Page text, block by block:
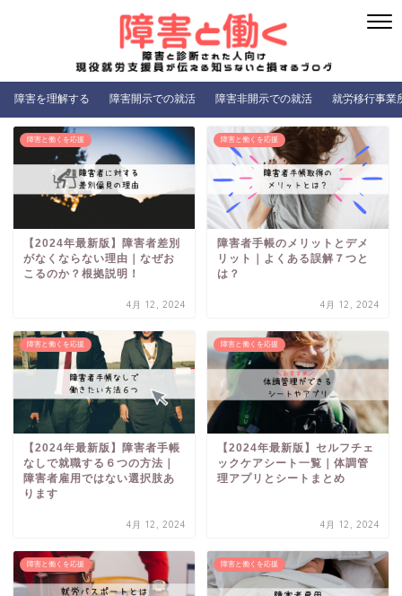
障害を理解する 障害開示での就活 障害非開示での就活 就労移行事業
障害と働くを応援
【2024年最新版】障害者差別
がなくならない理由｜なぜお
こるのか？根拠説明！
4月 12, 2024
障害と働くを応援
障害者手帳のメリットとデメ
リット｜よくある誤解７つと
は？
4月 12, 2024
障害と働くを応援
【2024年最新版】障害者手帳
なしで就職する６つの方法｜
障害者雇用ではない選択肢あ
ります
4月 12, 2024
障害と働くを応援
【2024年最新版】セルフチェ
ックケアシート一覧｜体調管
理アプリとシートまとめ
4月 12, 2024
障害と働くを応援 障害と働くを応援